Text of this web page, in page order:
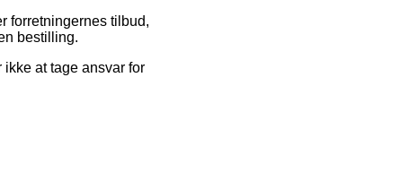
forretningernes tilbud,
bestilling.
at tage ansvar for